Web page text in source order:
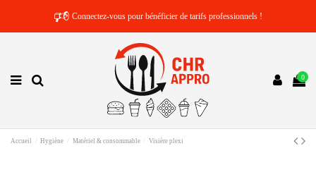
🕫 Connectez-vous pour bénéficier de tarifs professionnels !
0
Accueil Hygiène Matériel & consommable Visière plexi